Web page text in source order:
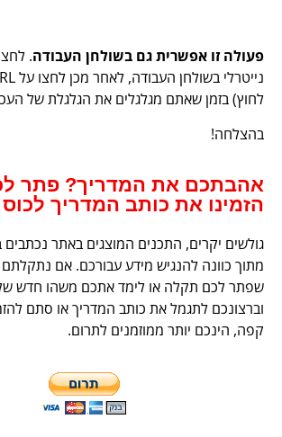
פעולה זו אפשרית גם בשולחן העבודה. לחצו
לחוץ) בזמן שאתם מגלגלים את הגלגלת של
בהצלחה!
אהבתכם את המדריך? פתר
הזמינו את כותב המדריך לכוס
גולשים יקרים, התכנים המוצגים באתר נכתבים
מתוך כוונה להנגיש מידע עבורכם. אם נתקלתם
שפתר לכם תקלה או לימד אתכם משהו חדש שלא
וברצונכם לתגמל את כותב המדריך או סתם להזמין
קפה, הינכם יותר ממוזמנים לתרום.